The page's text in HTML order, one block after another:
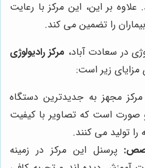
علاوه بر این، این مرکز با رعایت
را تضمین می کند.
در سعادت آباد، مرکز رادیولوژی
مزایای زیر است:
مجهز به جدیدترین دستگاه
صورت است که تصاویر با کیفیت
را تولید می کنند.
پرسنل این مرکز در زمینه